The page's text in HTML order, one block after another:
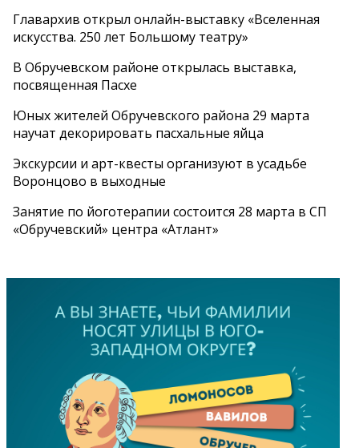
Главархив открыл онлайн-выставку «Вселенная
искусства. 250 лет Большому театру»
В Обручевском районе открылась выставка,
посвященная Пасхе
Юных жителей Обручевского района 29 марта
научат декорировать пасхальные яйца
Экскурсии и арт-квесты организуют в усадьбе
Воронцово в выходные
Занятие по йоготерапии состоится 28 марта в СП
«Обручевский» центра «Атлант»